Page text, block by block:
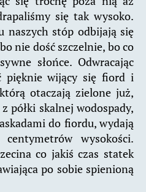
się tak wysoko.
naszych stóp odbijają się
nie dość szczelnie, bo co
słońce. Odwracając
pięknie wijący się fiord i
otaczają zielone już,
półki skalnej wodospady,
do fiordu, wydają
wysokości.
co jakiś czas statek
po sobie spienioną